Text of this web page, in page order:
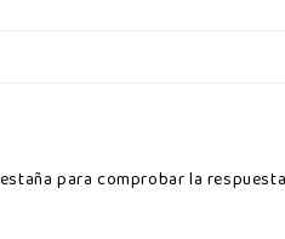
para comprobar la